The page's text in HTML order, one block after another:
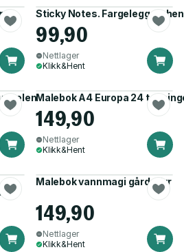
Sticky Notes. Fargelegg og
99,90
Nettlager
Klikk&Hent
Malebok A4 Europa 24
149,90
Nettlager
Klikk&Hent
Malebok vannmagi gårdsdyr
149,90
Nettlager
Klikk&Hent